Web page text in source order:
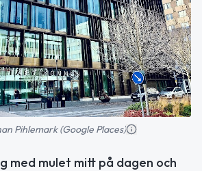
Pihlemark (Google Places)
med mulet mitt på dagen och